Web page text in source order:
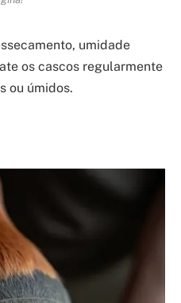
umidade
os cascos regularmente
ou úmidos.